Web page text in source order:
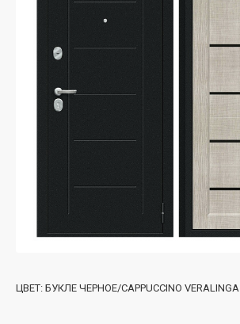
ЦВЕТ: БУКЛЕ ЧЕРНОЕ/CAPPUCCINO VERALINGA